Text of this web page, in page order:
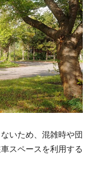
いため、混雑時や団
スペースを利用する